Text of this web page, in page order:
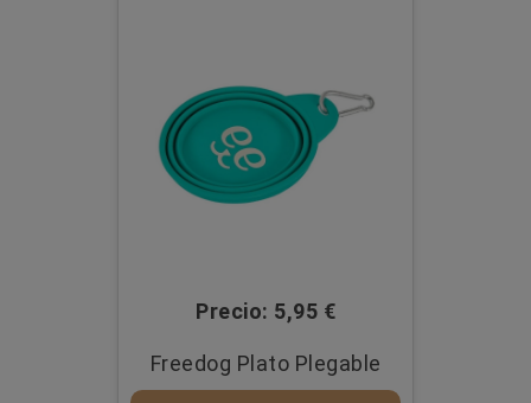
Precio: 5,95 €
Freedog Plato Plegable